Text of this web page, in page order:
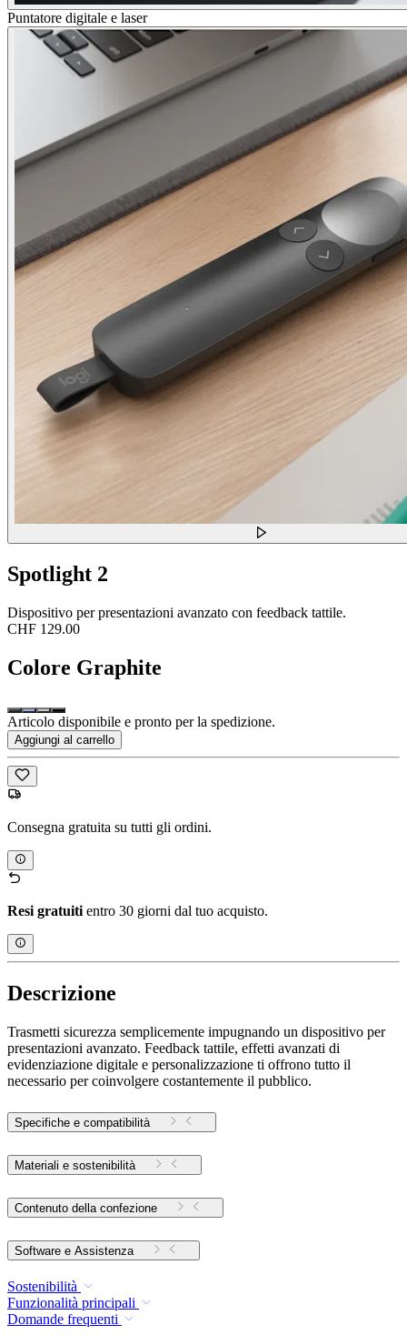
Puntatore digitale e laser
Spotlight 2
Dispositivo per presentazioni avanzato con feedback tattile.
CHF 129.00
Colore Graphite
Articolo disponibile e pronto per la spedizione.
Aggiungi al carrello
Consegna gratuita su tutti gli ordini.
Resi gratuiti entro 30 giorni dal tuo acquisto.
Descrizione
Trasmetti sicurezza semplicemente impugnando un dispositivo per
presentazioni avanzato. Feedback tattile, effetti avanzati di
evidenziazione digitale e personalizzazione ti offrono tutto il
necessario per coinvolgere costantemente il pubblico.
Specifiche e compatibilità
Materiali e sostenibilità
Contenuto della confezione
Software e Assistenza
Sostenibilità
Funzionalità principali
Domande frequenti